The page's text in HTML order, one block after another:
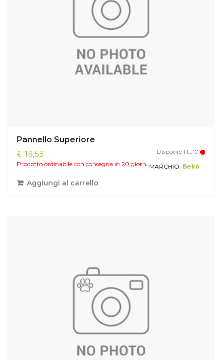
Pannello Superiore
€ 18,53
Disponibilita'0
Prodotto ordinabile con consegna in 20 giorni.MARCHIO: Beko
Aggiungi al carrello